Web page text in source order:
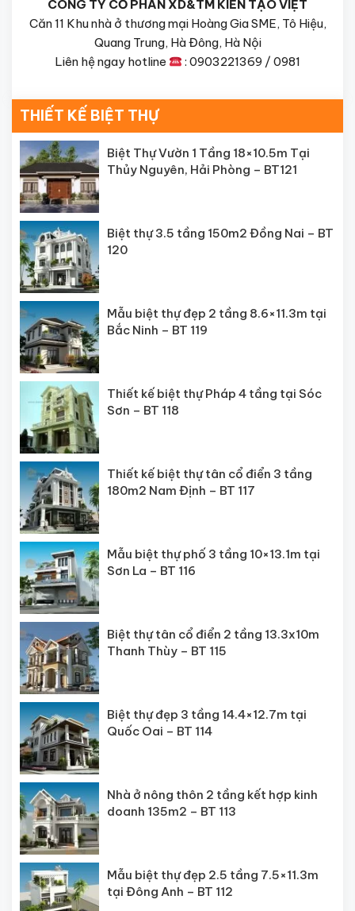
CÔNG TY CỔ PHẦN XD&TM KIẾN TẠO VIỆT
Căn 11 Khu nhà ở thương mại Hoàng Gia SME, Tô Hiệu,
Quang Trung, Hà Đông, Hà Nội
Liên hệ ngay hotline
: 0903221369 / 0981
THIẾT KẾ BIỆT THỰ
Biệt Thự Vườn 1 Tầng 18×10.5m Tại
Thủy Nguyên, Hải Phòng – BT121
Biệt thự 3.5 tầng 150m2 Đồng Nai – BT
120
Mẫu biệt thự đẹp 2 tầng 8.6×11.3m tại
Bắc Ninh – BT 119
Thiết kế biệt thự Pháp 4 tầng tại Sóc
Sơn – BT 118
Thiết kế biệt thự tân cổ điển 3 tầng
180m2 Nam Định – BT 117
Mẫu biệt thự phố 3 tầng 10×13.1m tại
Sơn La – BT 116
Biệt thự tân cổ điển 2 tầng 13.3x10m
Thanh Thùy – BT 115
Biệt thự đẹp 3 tầng 14.4×12.7m tại
Quốc Oai – BT 114
Nhà ở nông thôn 2 tầng kết hợp kinh
doanh 135m2 – BT 113
Mẫu biệt thự đẹp 2.5 tầng 7.5×11.3m
tại Đông Anh – BT 112